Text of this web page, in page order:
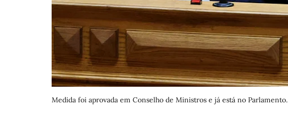
Medida foi aprovada em Conselho de Ministros e já está no Parlamento.